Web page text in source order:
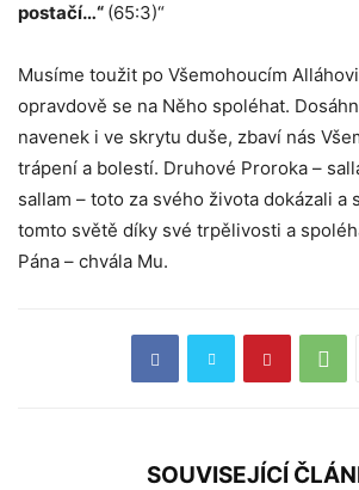
postačí…“ (65:3)“
Musíme toužit po Všemohoucím
opravdově se na Něho spoléhat.
navenek i ve skrytu duše, zbaví nás
trápení a bolestí. Druhové Proroka –
sallam – toto za svého života dokázali a
tomto světě díky své trpělivosti a
Pána – chvála Mu.
SOUVISEJÍCÍ